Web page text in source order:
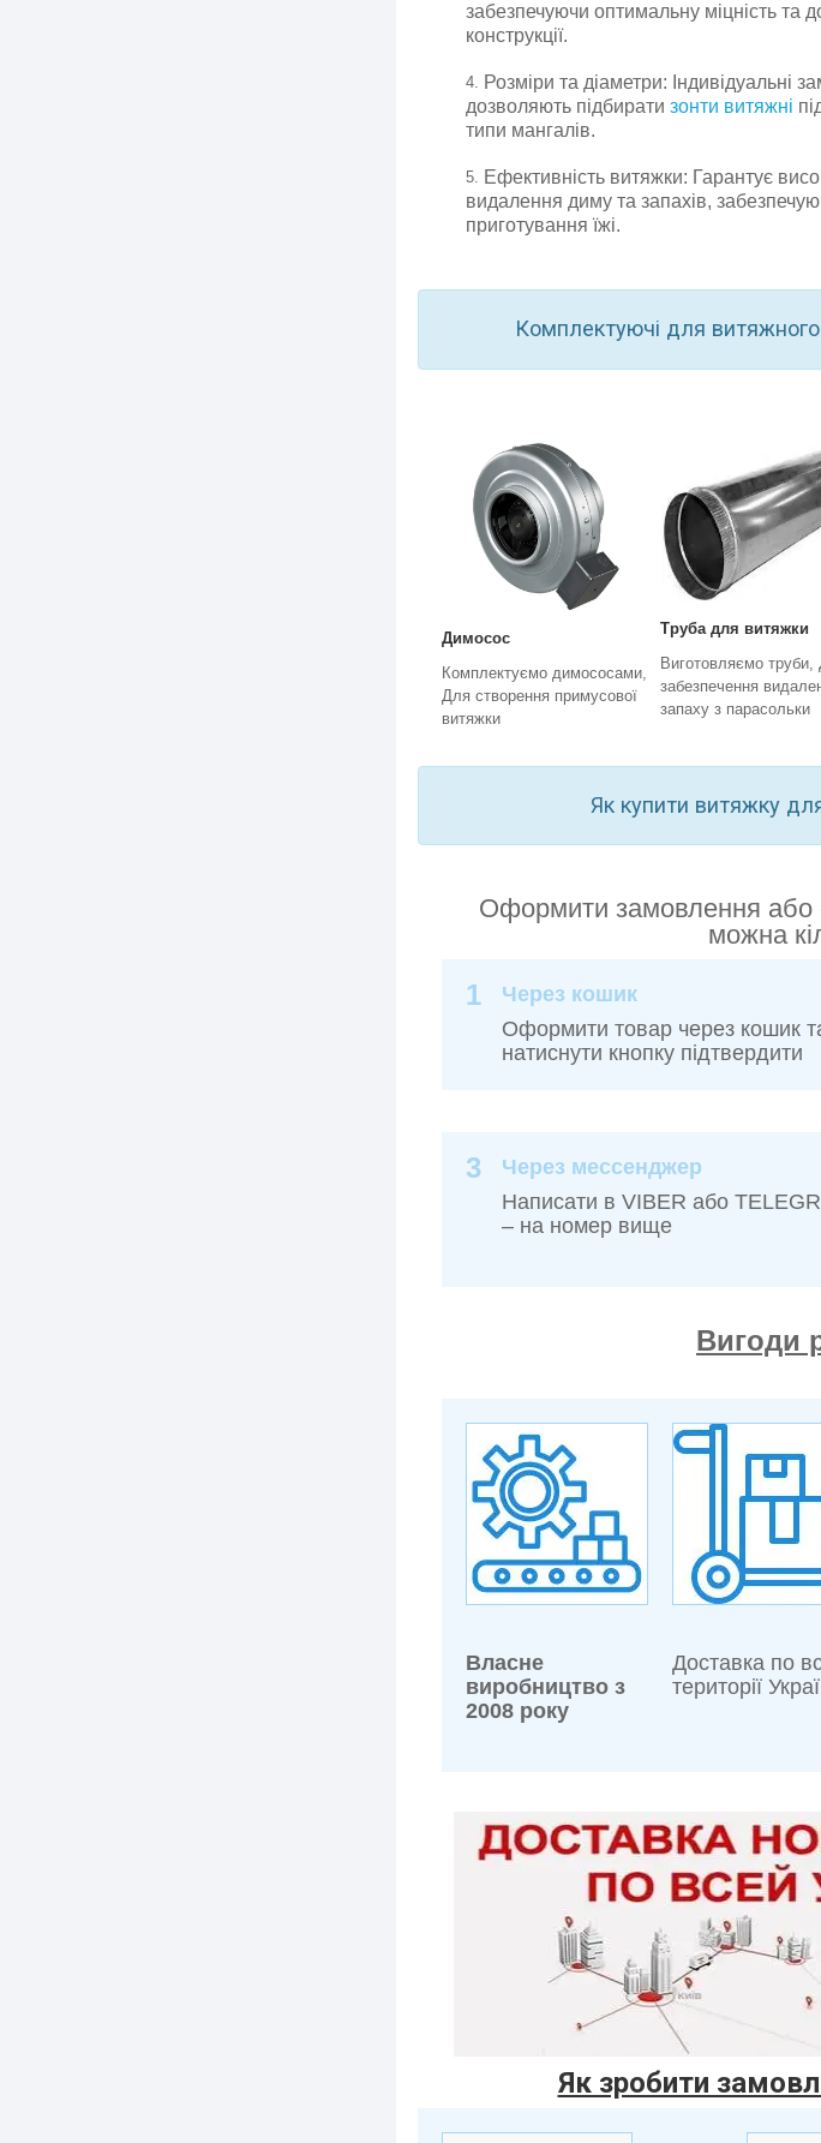
забезпечуючи оптимальну міцність та
конструкції.
Розміри та діаметри: Індивідуальні
дозволяють підбирати зонти витяжні
типи мангалів.
Ефективність витяжки: Гарантує
видалення диму та запахів,
приготування їжі.
Комплектуючі для
Димосос
Комплектуємо димососами,
Для створення примусової
витяжки
Труба для витяжки
Виготовляємо труби,
забезпечення
запаху з парасольки
Як купити витяжку
Оформити замовлення або
можна
1
Через кошик
Оформити товар через кошик
натиснути кнопку підтвердити
3
Через мессенджер
Написати в VIBER або
– на номер вище
Вигоди
Власне
виробництво з
2008 року
Доставка по
території
Як зробити